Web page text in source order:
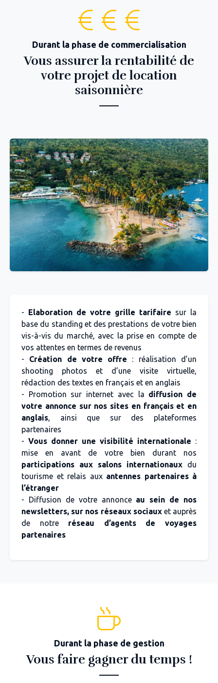
Durant la phase de commercialisation
Vous assurer la rentabilité de
votre projet de location
saisonnière
- Elaboration de votre grille tarifaire sur la
base du standing et des prestations de votre bien
vis-à-vis du marché, avec la prise en compte de
vos attentes en termes de revenus
- Création de votre offre : réalisation d’un
shooting photos et d’une visite virtuelle,
rédaction des textes en français et en anglais
- Promotion sur internet avec la diffusion de
votre annonce sur nos sites en français et en
anglais, ainsi que sur des plateformes
partenaires
- Vous donner une visibilité internationale :
mise en avant de votre bien durant nos
participations aux salons internationaux du
tourisme et relais aux antennes partenaires à
l’étranger
- Diffusion de votre annonce au sein de nos
newsletters, sur nos réseaux sociauxet auprès
de notre réseau d’agents de voyages
partenaires
Durant la phase de gestion
Vous faire gagner du temps !